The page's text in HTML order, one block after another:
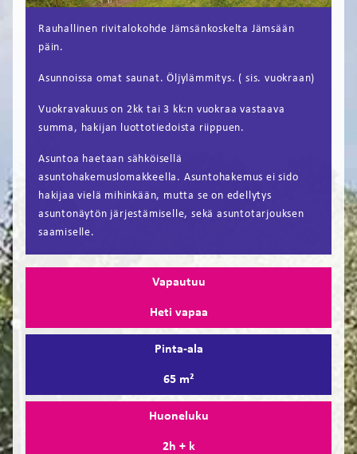
Rauhallinen rivitalokohde Jämsänkoskelta Jämsään
päin.
Asunnoissa omat saunat. Öljylämmitys. ( sis. vuokraan)
Vuokravakuus on 2kk tai 3 kk:n vuokraa vastaava
summa, hakijan luottotiedoista riippuen.
Asuntoa haetaan sähköisellä
asuntohakemuslomakkeella. Asuntohakemus ei sido
hakijaa vielä mihinkään, mutta se on edellytys
asuntonäytön järjestämiselle, sekä asuntotarjouksen
saamiselle.
Vapautuu
Heti vapaa
Pinta-ala
65 m²
Huoneluku
2h + k